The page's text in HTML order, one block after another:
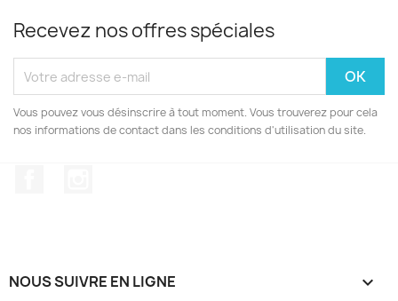
Recevez nos offres spéciales
Vous pouvez vous désinscrire à tout moment. Vous trouverez pour cela
nos informations de contact dans les conditions d'utilisation du site.
NOUS SUIVRE EN LIGNE 